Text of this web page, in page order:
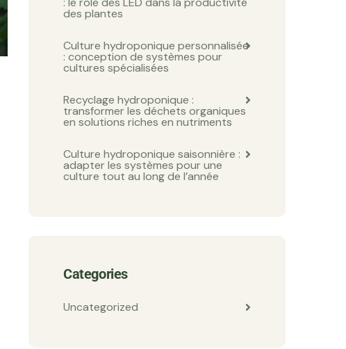
des plantes
Culture hydroponique personnalisée
: conception de systèmes pour
cultures spécialisées
Recyclage hydroponique :
transformer les déchets organiques
en solutions riches en nutriments
Culture hydroponique saisonnière :
adapter les systèmes pour une
culture tout au long de l’année
Categories
Uncategorized